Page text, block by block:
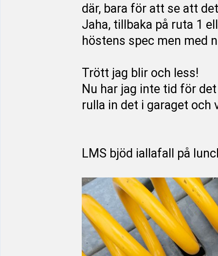
där, bara för att se att
Jaha, tillbaka på ruta 1
höstens spec men med
Trött jag blir och less!
Nu har jag inte tid för
rulla in det i garaget
LMS bjöd iallafall på